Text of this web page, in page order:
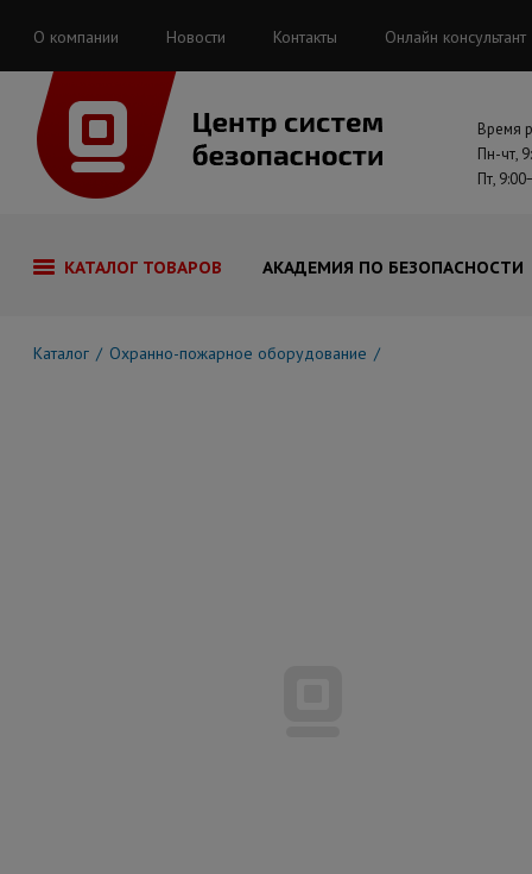
О компании Новости Контакты Онлайн консультант
Время
Пн-чт,
Пт,
КАТАЛОГ ТОВАРОВ АКАДЕМИЯ ПО БЕЗОПАСНОСТИ
Каталог Охранно-пожарное оборудование